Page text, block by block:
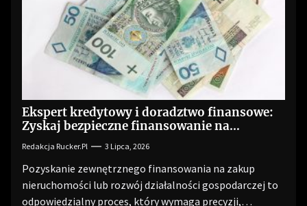
Ekspert kredytowy i doradztwo finansowe:
Zyskaj bezpieczne finansowanie na
Redakcja Rucker.pl 3 Lipca, 2026
Pozyskanie zewnętrznego finansowania na zakup
nieruchomości lub rozwój działalności gospodarczej to
odpowiedzialny proces, który wymaga precyzji,